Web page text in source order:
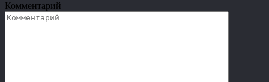
Комментарий